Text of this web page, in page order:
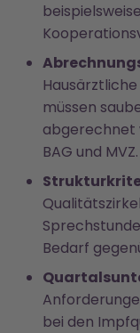
müssen
abgerechnet
BAG und MVZ.
Bedarf
bei den